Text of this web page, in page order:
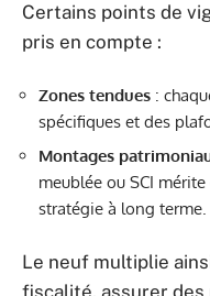
Certains points de
pris en compte :
Zones tendues :
spécifiques et des
Montages
meublée ou SCI
stratégie à long terme.
Le neuf multiplie
fiscalité, assurer des